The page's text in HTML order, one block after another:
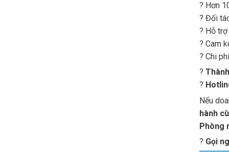
? Hơn
? Đối
? Hỗ
? Cam
? Chi
?
?
Nếu
hành
Phòng
? Gọi